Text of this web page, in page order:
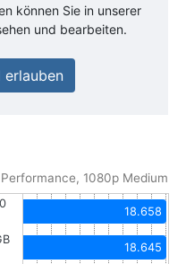
können Sie in unserer
und bearbeiten.
erlauben
Performance, 1080p Medium
18.658
18.645